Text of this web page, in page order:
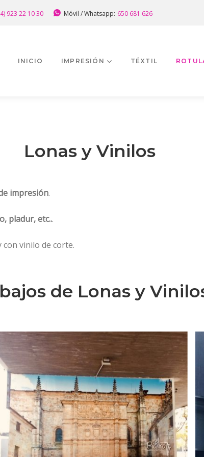
923 22 10 30 Móvil / Whatsapp: 650 681 626
INICIO IMPRESIÓN TÉXTIL
Lonas y Vinilos
impresión.
pladur, etc...
vinilo de corte.
de Lonas y
Rotulación corpóreo Skoda
LONAS Y VINILOS EXTERIOR
Impresión y colocación lona
Supercopa de España